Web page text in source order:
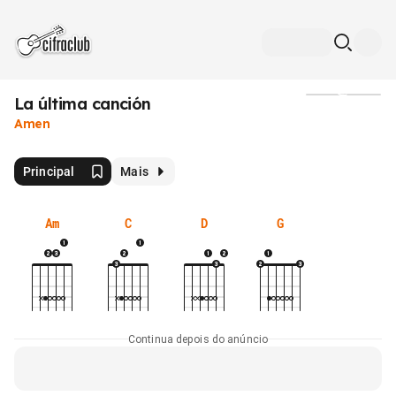
La última canción
Amen
Principal Mais
Am C D G
Continua depois do anúncio